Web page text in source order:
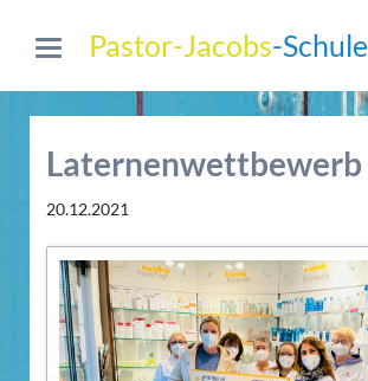
Pastor-Jacobs-Schule
Laternenwettbewerb
20.12.2021